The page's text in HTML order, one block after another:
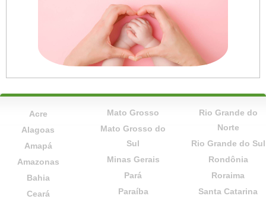
Acre
Alagoas
Amapá
Amazonas
Bahia
Ceará
Mato Grosso
Mato Grosso do
Sul
Minas Gerais
Pará
Paraíba
Rio Grande do
Norte
Rio Grande do Sul
Rondônia
Roraima
Santa Catarina